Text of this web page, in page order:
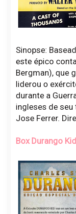
Sinopse:
este épico
Bergman), que
liderou o
durante a
ingleses de
Jose Ferrer.
Box Durango